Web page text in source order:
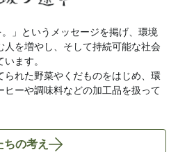
。」というメッセージを掲げ、環境
人を増やし、そして持続可能な社会
ます。
られた野菜やくだものをはじめ、環
ーや調味料などの加工品を扱って
ちの考え